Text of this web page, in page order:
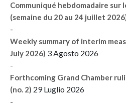
Communiqué hebdomadaire sur
(semaine du 20 au 24 juillet
-
Weekly summary of interim
July 2026) 3 Agosto 2026
-
Forthcoming Grand Chamber
(no. 2) 29 Luglio 2026
-